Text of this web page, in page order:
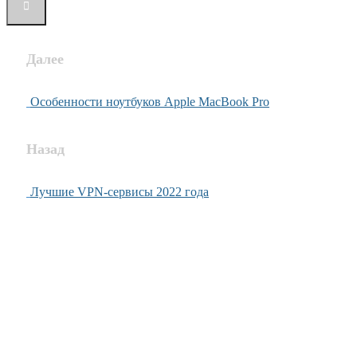
Далее
Особенности ноутбуков Apple MacBook Pro
Назад
Лучшие VPN-сервисы 2022 года